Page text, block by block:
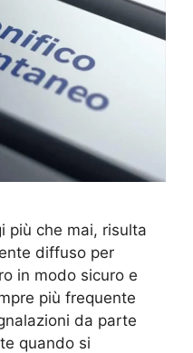
più che mai, risulta
diffuso per
in modo sicuro e
più frequente
da parte
quando si